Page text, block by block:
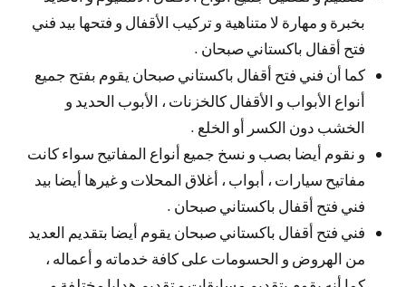
بخبرة و مهارة لا متناهية و تركيب الأقفال و فتحها بيد فني
فتح أقفال باكستاني صبحان .
كما أن فني فتح أقفال باكستاني صبحان يقوم بفتح جميع
أنواع الأبواب و الأقفال كالخزنات ، الأبوب الحديد و
الخشب دون الكسر أو الخلع .
و نقوم أيضا بصب و نسخ جميع أنواع المفاتيح سواء كانت
مفاتيح سيارات ، أبواب ، أغلاق المحلات و غيرها أيضا بيد
فني فتح أقفال باكستاني صبحان .
فني فتح أقفال باكستاني صبحان يقوم أيضا بتقديم العديد
من الهروض و الحسومات على كافة خدماته و أعماله ،